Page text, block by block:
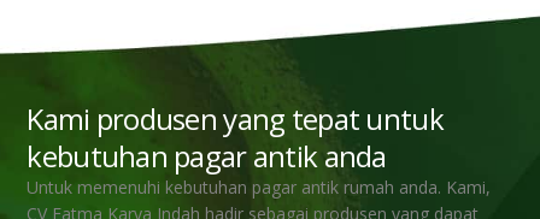
Kami produsen yang tepat untuk
kebutuhan pagar antik anda
Untuk memenuhi kebutuhan pagar antik rumah anda. Kami,
CV Fatma Karya Indah hadir sebagai produsen yang dapat